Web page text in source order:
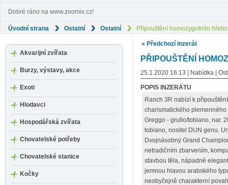
Dobré ráno na www.zoomix.cz!
Úvodní strana Ostatní Ostatní Připouštění homozygotním
Akvarijní zvířata
Burzy, výstavy, akce
Exoti
Hlodavci
Hospodářská zvířata
Chovatelské potřeby
Chovatelské stanice
Kočky
« Předchozí inzerát
PŘIPOUŠTĚNÍ
25.1.2020 16:13 | Nabídka |
POPIS INZERÁTU
Ranch 3R nabízí k
charismatického
Greggo - grullo/tobiano, nar.
tobiano, nositel DUN genu.
Dvojnásobný Grand
netradičním zbarvením,
stavbou těla, nápadně
jemnou hlavou arabského
neobyčejně charakterní